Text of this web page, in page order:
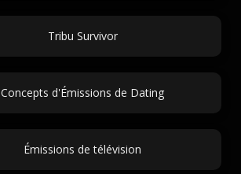
Tribu Survivor
Concepts d'Émissions de Dating
Émissions de télévision